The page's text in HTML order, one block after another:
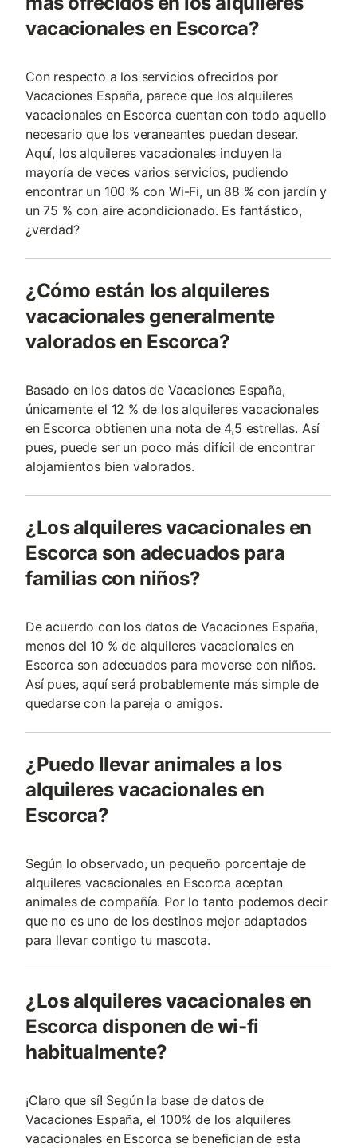
vacacionales en Escorca?
Con respecto a los servicios ofrecidos por
Vacaciones España, parece que los alquileres
vacacionales en Escorca cuentan con todo aquello
necesario que los veraneantes puedan desear.
Aquí, los alquileres vacacionales incluyen la
mayoría de veces varios servicios, pudiendo
encontrar un 100 % con Wi-Fi, un 88 % con jardín y
un 75 % con aire acondicionado. Es fantástico,
¿verdad?
¿Cómo están los alquileres
vacacionales generalmente
valorados en Escorca?
Basado en los datos de Vacaciones España,
únicamente el 12 % de los alquileres vacacionales
en Escorca obtienen una nota de 4,5 estrellas. Así
pues, puede ser un poco más difícil de encontrar
alojamientos bien valorados.
¿Los alquileres vacacionales en
Escorca son adecuados para
familias con niños?
De acuerdo con los datos de Vacaciones España,
menos del 10 % de alquileres vacacionales en
Escorca son adecuados para moverse con niños.
Así pues, aquí será probablemente más simple de
quedarse con la pareja o amigos.
¿Puedo llevar animales a los
alquileres vacacionales en
Escorca?
Según lo observado, un pequeño porcentaje de
alquileres vacacionales en Escorca aceptan
animales de compañía. Por lo tanto podemos decir
que no es uno de los destinos mejor adaptados
para llevar contigo tu mascota.
¿Los alquileres vacacionales en
Escorca disponen de wi-fi
habitualmente?
¡Claro que sí! Según la base de datos de
Vacaciones España, el 100% de los alquileres
vacacionales en Escorca se benefician de esta